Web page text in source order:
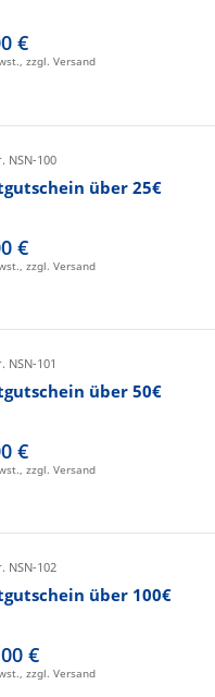
€
zzgl. Versand
NSN-100
über 25€
€
zzgl. Versand
NSN-101
über 50€
€
zzgl. Versand
NSN-102
über 100€
€
zzgl. Versand